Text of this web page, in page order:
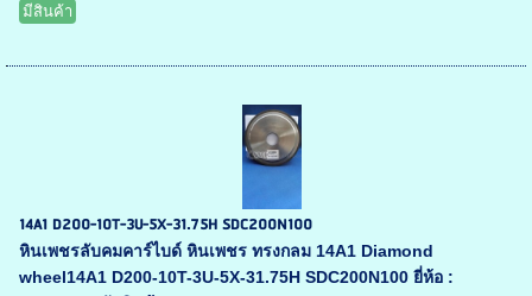
มีสินค้า
14A1 D200-10T-3U-5X-31.75H SDC200N100
หินเพชรลับคมคาร์ไบด์ หินเพชร ทรงกลม 14A1 Diamond
wheel14A1 D200-10T-3U-5X-31.75H SDC200N100 ยี่ห้อ :